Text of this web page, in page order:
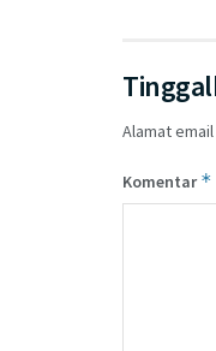
Alamat
Komentar*